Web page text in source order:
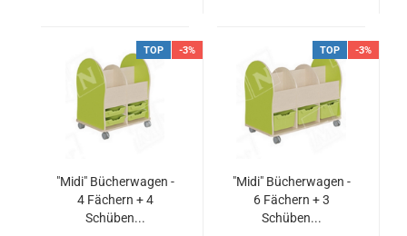
TOP -3%
"Midi" Bücherwagen -
4 Fächern + 4
Schüben...
TOP -3%
"Midi" Bücherwagen -
6 Fächern + 3
Schüben...